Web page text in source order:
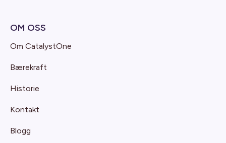
OM OSS
Om CatalystOne
Bærekraft
Historie
Kontakt
Blogg